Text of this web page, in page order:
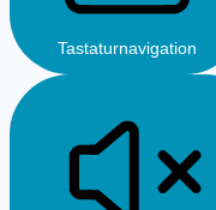
Tastaturnavigation